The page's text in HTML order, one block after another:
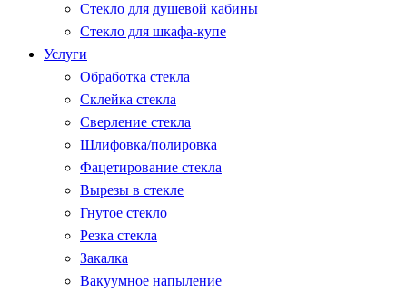
Стекло для душевой кабины
Стекло для шкафа-купе
Услуги
Обработка стекла
Склейка стекла
Сверление стекла
Шлифовка/полировка
Фацетирование стекла
Вырезы в стекле
Гнутое стекло
Резка стекла
Закалка
Вакуумное напыление